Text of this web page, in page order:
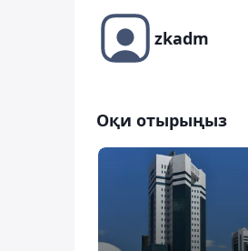
zkadm
Оқи отырыңыз